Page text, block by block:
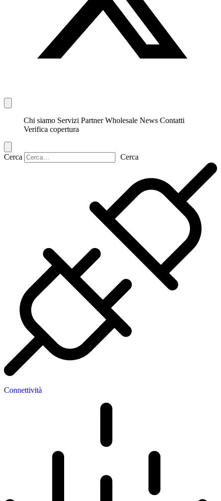
Chi siamo Servizi Partner Wholesale News Contatti
Verifica copertura
Cerca Cerca
Connettività